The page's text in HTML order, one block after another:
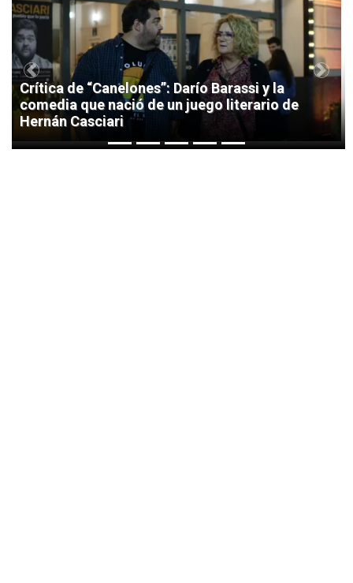
1
Crítica de “Canelones”: Darío Barassi y la
comedia que nació de un juego literario de
Hernán Casciari
Previous Next